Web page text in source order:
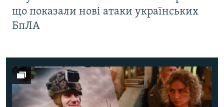
що показали нові атаки українських
БпЛА